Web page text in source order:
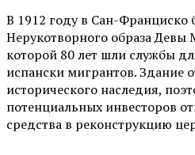
В 1912 году в Сан-Франциско
Нерукотворного образа Девы
которой 80 лет шли службы
испански мигрантов. Здание
исторического наследия,
потенциальных инвесторов
средства в реконструкцию